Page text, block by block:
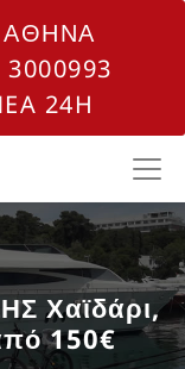
3000993
24H
Χαϊδάρι,
150€